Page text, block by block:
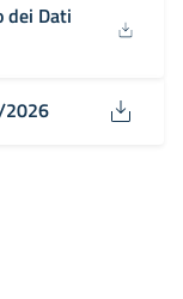
dei Dati
2026